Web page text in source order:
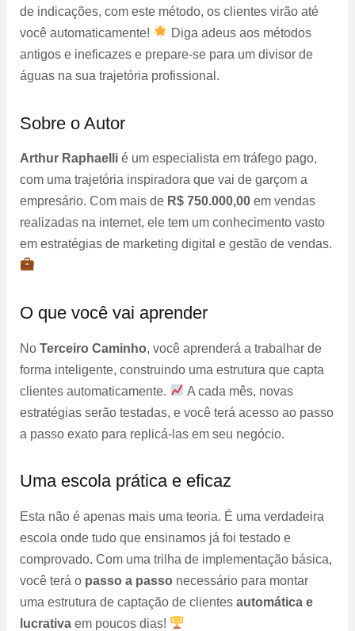
de indicações, com este método, os clientes virão até
você automaticamente!
Diga adeus aos métodos
antigos e ineficazes e prepare-se para um divisor de
águas na sua trajetória profissional.
Sobre o Autor
Arthur Raphaelli é um especialista em tráfego pago,
com uma trajetória inspiradora que vai de garçom a
empresário. Com mais de R$ 750.000,00 em vendas
realizadas na internet, ele tem um conhecimento vasto
em estratégias de marketing digital e gestão de vendas.
O que você vai aprender
NoTerceiro Caminho , você aprenderá a trabalhar de
forma inteligente, construindo uma estrutura que capta
clientes automaticamente.
A cada mês, novas
estratégias serão testadas, e você terá acesso ao passo
a passo exato para replicá-las em seu negócio.
Uma escola prática e eficaz
Esta não é apenas mais uma teoria. É uma verdadeira
escola onde tudo que ensinamos já foi testado e
comprovado. Com uma trilha de implementação básica,
você terá o passo a passo necessário para montar
uma estrutura de captação de clientesautomática e
lucrativa em poucos dias!